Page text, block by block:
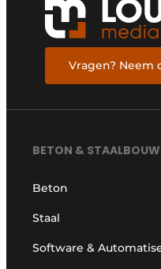
Vragen? Neem
BETON & STAALBOUW
Beton
Staal
Software &